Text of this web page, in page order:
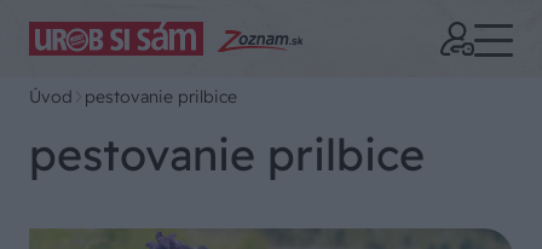
Úvod pestovanie prilbice
pestovanie prilbice